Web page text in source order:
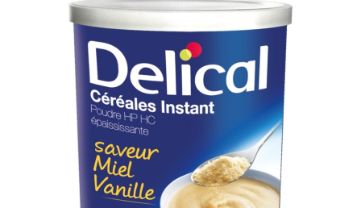
Payez en 3 ou 4 fois SANS FRAIS à partir de 100
Expédition sous 24 à 48 heures ouvrées*